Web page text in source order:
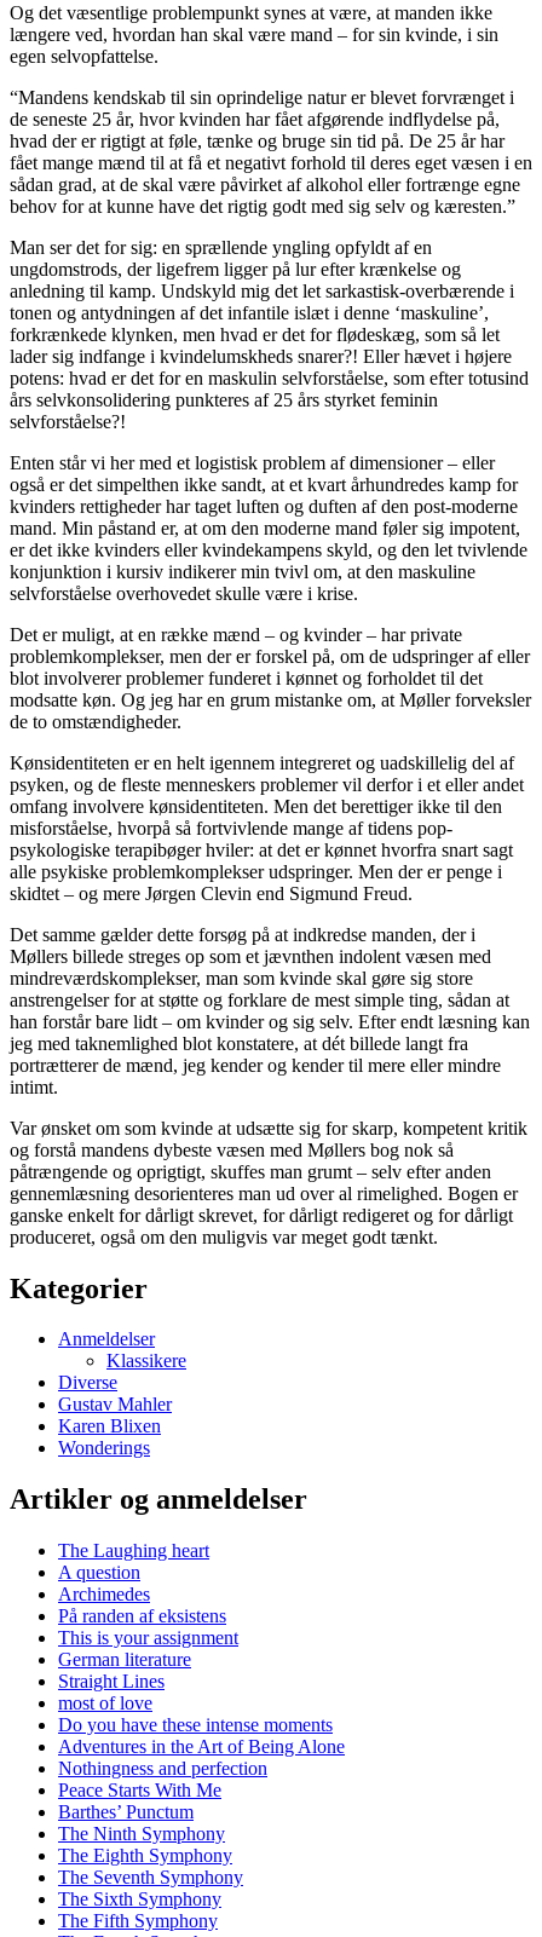
Og det væsentlige problempunkt synes at være, at manden ikke
længere ved, hvordan han skal være mand – for sin kvinde, i sin
egen selvopfattelse.
“Mandens kendskab til sin oprindelige natur er blevet forvrænget i
de seneste 25 år, hvor kvinden har fået afgørende indflydelse på,
hvad der er rigtigt at føle, tænke og bruge sin tid på. De 25 år har
fået mange mænd til at få et negativt forhold til deres eget væsen i en
sådan grad, at de skal være påvirket af alkohol eller fortrænge egne
behov for at kunne have det rigtig godt med sig selv og kæresten.”
Man ser det for sig: en sprællende yngling opfyldt af en
ungdomstrods, der ligefrem ligger på lur efter krænkelse og
anledning til kamp. Undskyld mig det let sarkastisk-overbærende i
tonen og antydningen af det infantile islæt i denne ‘maskuline’,
forkrænkede klynken, men hvad er det for flødeskæg, som så let
lader sig indfange i kvindelumskheds snarer?! Eller hævet i højere
potens: hvad er det for en maskulin selvforståelse, som efter totusind
års selvkonsolidering punkteres af 25 års styrket feminin
selvforståelse?!
Enten står vi her med et logistisk problem af dimensioner – eller
også er det simpelthen ikke sandt, at et kvart århundredes kamp for
kvinders rettigheder har taget luften og duften af den post-moderne
mand. Min påstand er, at om den moderne mand føler sig impotent,
er det ikke kvinders eller kvindekampens skyld, og den let tvivlende
konjunktion i kursiv indikerer min tvivl om, at den maskuline
selvforståelse overhovedet skulle være i krise.
Det er muligt, at en række mænd – og kvinder – har private
problemkomplekser, men der er forskel på, om de udspringer af eller
blot involverer problemer funderet i kønnet og forholdet til det
modsatte køn. Og jeg har en grum mistanke om, at Møller forveksler
de to omstændigheder.
Kønsidentiteten er en helt igennem integreret og uadskillelig del af
psyken, og de fleste menneskers problemer vil derfor i et eller andet
omfang involvere kønsidentiteten. Men det berettiger ikke til den
misforståelse, hvorpå så fortvivlende mange af tidens pop-
psykologiske terapibøger hviler: at det er kønnet hvorfra snart sagt
alle psykiske problemkomplekser udspringer. Men der er penge i
skidtet – og mere Jørgen Clevin end Sigmund Freud.
Det samme gælder dette forsøg på at indkredse manden, der i
Møllers billede streges op som et jævnthen indolent væsen med
mindreværdskomplekser, man som kvinde skal gøre sig store
anstrengelser for at støtte og forklare de mest simple ting, sådan at
han forstår bare lidt – om kvinder og sig selv. Efter endt læsning kan
jeg med taknemlighed blot konstatere, at dét billede langt fra
portrætterer de mænd, jeg kender og kender til mere eller mindre
intimt.
Var ønsket om som kvinde at udsætte sig for skarp, kompetent kritik
og forstå mandens dybeste væsen med Møllers bog nok så
påtrængende og oprigtigt, skuffes man grumt – selv efter anden
gennemlæsning desorienteres man ud over al rimelighed. Bogen er
ganske enkelt for dårligt skrevet, for dårligt redigeret og for dårligt
produceret, også om den muligvis var meget godt tænkt.
Kategorier
Anmeldelser
Klassikere
Diverse
Gustav Mahler
Karen Blixen
Wonderings
Artikler og anmeldelser
The Laughing heart
A question
Archimedes
På randen af eksistens
This is your assignment
German literature
Straight Lines
most of love
Do you have these intense moments
Adventures in the Art of Being Alone
Nothingness and perfection
Peace Starts With Me
Barthes’ Punctum
The Ninth Symphony
The Eighth Symphony
The Seventh Symphony
The Sixth Symphony
The Fifth Symphony